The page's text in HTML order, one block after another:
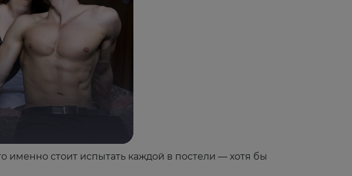
именно стоит испытать каждой в постели — хотя бы